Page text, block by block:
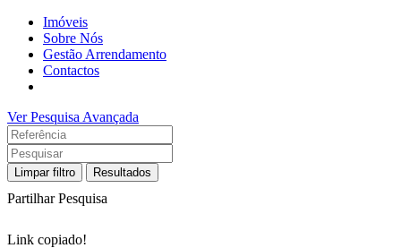
Imóveis
Sobre Nós
Gestão Arrendamento
Contactos
Ver Pesquisa Avançada
Limpar filtro Resultados
Partilhar Pesquisa
Link copiado!